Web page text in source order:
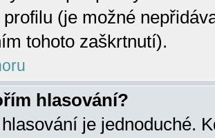
(je možné
tohoto zaškrtnutí).
hlasování?
je jednoduché.